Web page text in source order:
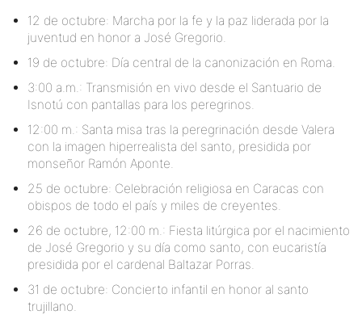
12 de octubre: Marcha por la fe y la paz liderada por la
juventud en honor a José Gregorio.
19 de octubre: Día central de la canonización en Roma.
3:00 a.m.: Transmisión en vivo desde el Santuario de
Isnotú con pantallas para los peregrinos.
12:00 m.: Santa misa tras la peregrinación desde Valera
con la imagen hiperrealista del santo, presidida por
monseñor Ramón Aponte.
25 de octubre: Celebración religiosa en Caracas con
obispos de todo el país y miles de creyentes.
26 de octubre, 12:00 m.: Fiesta litúrgica por el nacimiento
de José Gregorio y su día como santo, con eucaristía
presidida por el cardenal Baltazar Porras.
31 de octubre: Concierto infantil en honor al santo
trujillano.